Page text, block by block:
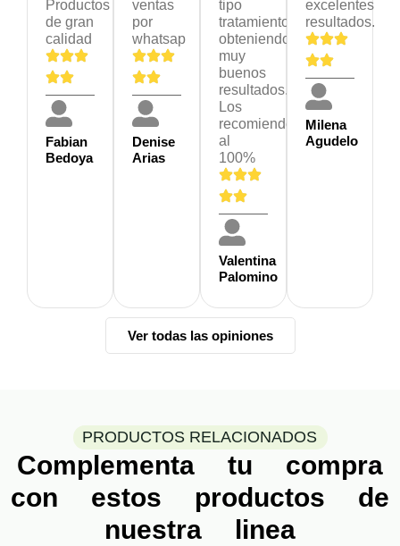
Productos
de gran
calidad
Fabian
Bedoya
ventas
por
whatsap
Denise
Arias
tipo
tratamiento
obteniendo
muy
buenos
resultados.
Los
recomiendo
al
100%
Valentina
Palomino
excelentes
resultados.
Milena
Agudelo
Ver todas las opiniones
PRODUCTOS RELACIONADOS
Complementa tu compra
con estos productos de
nuestra linea